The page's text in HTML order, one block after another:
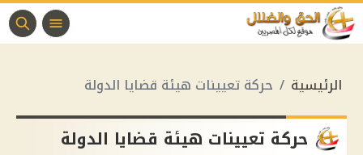
الرئيسية حركة تعيينات هيئة قضايا الدولة
حركة تعيينات هيئة قضايا الدولة